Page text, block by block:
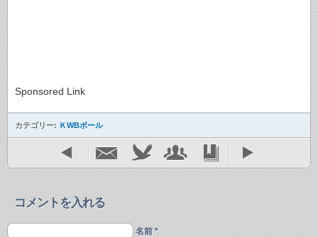
Sponsored Link
カテゴリー: ＫWBボール
コメントを入れる
名前 *